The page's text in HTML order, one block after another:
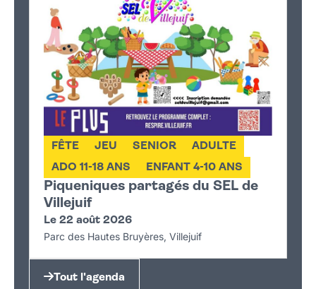
Piqueniques partagés du SEL de
Villejuif
FÊTE JEU SENIOR
ADULTE
ADO 11-18 ANS
ENFANT 4-10 ANS
Le 22 août 2026
Parc des Hautes Bruyères, Villejuif
Tout l'agenda